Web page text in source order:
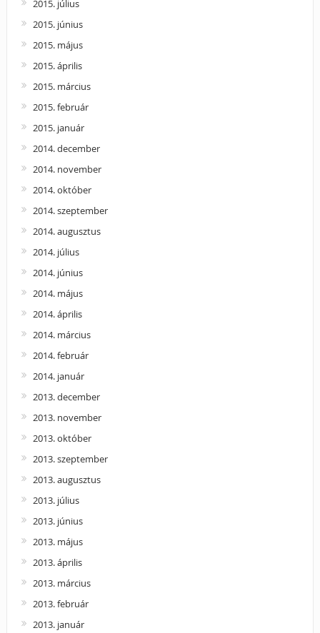
2015. július
2015. június
2015. május
2015. április
2015. március
2015. február
2015. január
2014. december
2014. november
2014. október
2014. szeptember
2014. augusztus
2014. július
2014. június
2014. május
2014. április
2014. március
2014. február
2014. január
2013. december
2013. november
2013. október
2013. szeptember
2013. augusztus
2013. július
2013. június
2013. május
2013. április
2013. március
2013. február
2013. január